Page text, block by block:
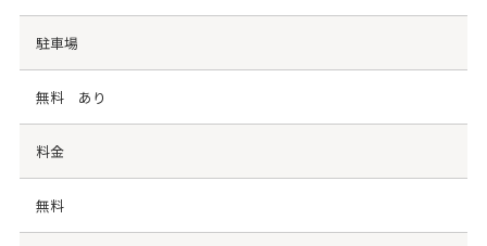
駐車場
無料 あり
料金
無料